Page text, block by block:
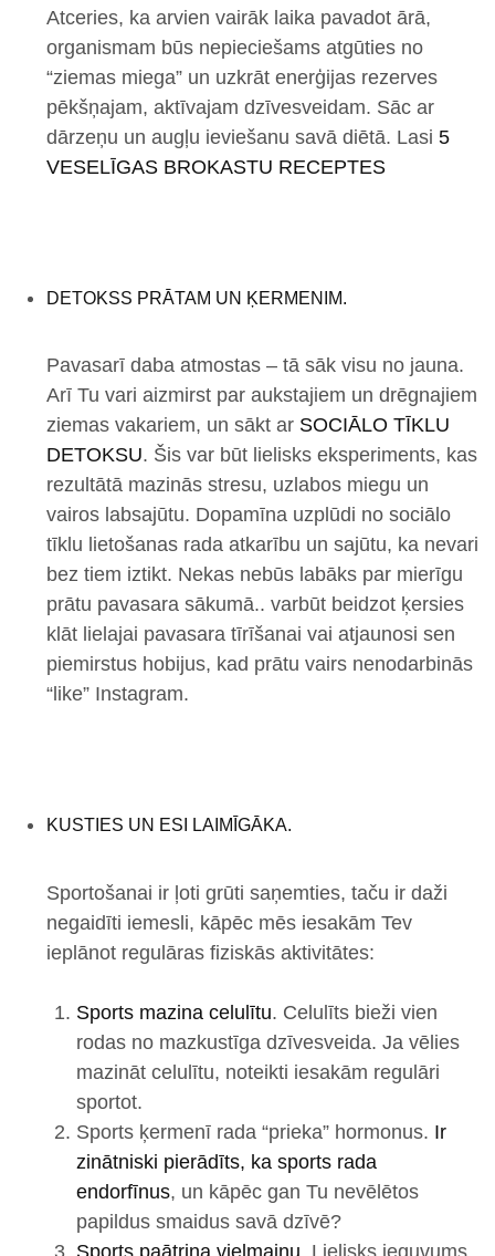
Atceries, ka arvien vairāk laika pavadot ārā,
organismam būs nepieciešams atgūties no
“ziemas miega” un uzkrāt enerģijas rezerves
pēkšņajam, aktīvajam dzīvesveidam. Sāc ar
dārzeņu un augļu ieviešanu savā diētā. Lasi 5
VESELĪGAS BROKASTU RECEPTES
DETOKSS PRĀTAM UN ĶERMENIM.
Pavasarī daba atmostas – tā sāk visu no jauna.
Arī Tu vari aizmirst par aukstajiem un drēgnajiem
ziemas vakariem, un sākt ar SOCIĀLO TĪKLU
DETOKSU. Šis var būt lielisks eksperiments, kas
rezultātā mazinās stresu, uzlabos miegu un
vairos labsajūtu. Dopamīna uzplūdi no sociālo
tīklu lietošanas rada atkarību un sajūtu, ka nevari
bez tiem iztikt. Nekas nebūs labāks par mierīgu
prātu pavasara sākumā.. varbūt beidzot ķersies
klāt lielajai pavasara tīrīšanai vai atjaunosi sen
piemirstus hobijus, kad prātu vairs nenodarbinās
“like” Instagram.
KUSTIES UN ESI LAIMĪGĀKA.
Sportošanai ir ļoti grūti saņemties, taču ir daži
negaidīti iemesli, kāpēc mēs iesakām Tev
ieplānot regulāras fiziskās aktivitātes:
Sports mazina celulītu. Celulīts bieži vien
rodas no mazkustīga dzīvesveida. Ja vēlies
mazināt celulītu, noteikti iesakām regulāri
sportot.
Sports ķermenī rada “prieka” hormonus. Ir
zinātniski pierādīts, ka sports rada
endorfīnus, un kāpēc gan Tu nevēlētos
papildus smaidus savā dzīvē?
Sports paātrina vielmaiņu . Lielisks ieguvums